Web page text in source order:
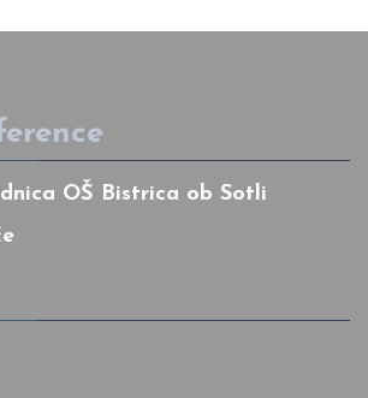
OŠ Bistrica ob Sotli